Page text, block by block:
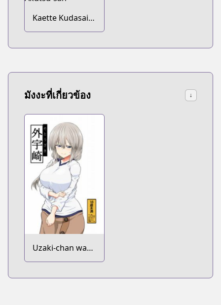
Kaette Kudasai!
Akutsu-san
มังงะที่เกี่ยวข้อง ↓
Uzaki-chan wa
Asobitai! dj -